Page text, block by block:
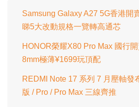
Samsung Galaxy A27 5G香港開
睇5大改動規格一覽轉高通芯
HONOR榮耀X80 Pro Max 國行
8mm極薄¥1699玩頂配
REDMI Note 17 系列 7 月壓軸發
版 / Pro / Pro Max 三線齊推